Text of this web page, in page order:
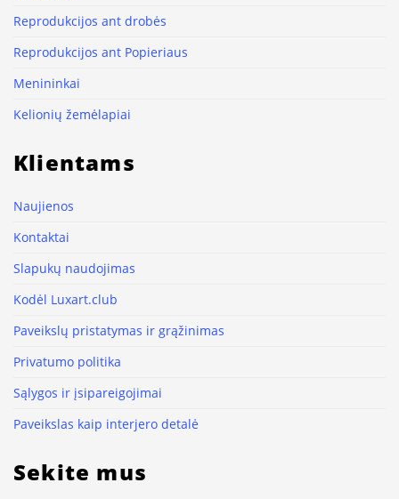
Reprodukcijos ant drobės
Reprodukcijos ant Popieriaus
Menininkai
Kelionių žemėlapiai
Klientams
Naujienos
Kontaktai
Slapukų naudojimas
Kodėl Luxart.club
Paveikslų pristatymas ir grąžinimas
Privatumo politika
Sąlygos ir įsipareigojimai
Paveikslas kaip interjero detalė
Sekite mus